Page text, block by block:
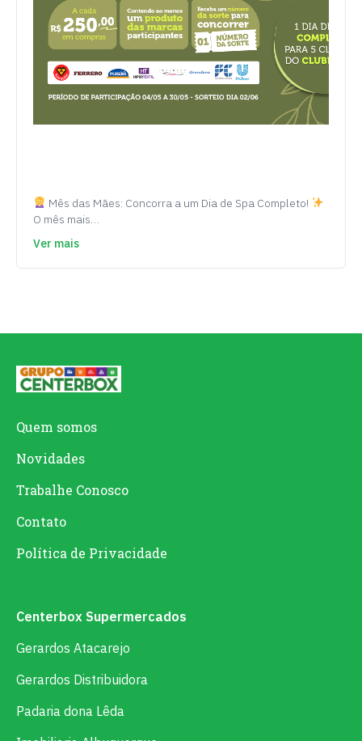
Mês das Mães: Concorra a um Dia de Spa Completo!
O mês mais…
Ver mais
Quem somos
Novidades
Trabalhe Conosco
Contato
Política de Privacidade
Centerbox Supermercados
Gerardos Atacarejo
Gerardos Distribuidora
Padaria dona Lêda